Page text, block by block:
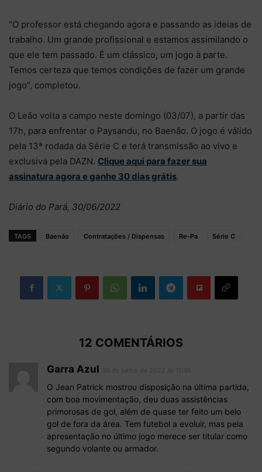
“O professor está chegando agora e passando as ideias de
trabalho. Um grande profissional e estamos assimilando o
que ele tem passado. É um clássico, um jogo à parte.
Temos certeza que temos condições de fazer um grande
jogo”, completou.
O Leão volta a campo neste domingo (03/07), a partir das
17h, para enfrentar o Paysandu, no Baenão. O jogo é válido
pela 13ª rodada da Série C e terá transmissão ao vivo e
exclusiva pela DAZN. Clique aqui para fazer sua
assinatura agora e ganhe 30 dias grátis.
Diário do Pará, 30/06/2022
TAGS Baenão Contratações / Dispensas Re-Pa Série C
12 COMENTÁRIOS
Garra Azul
O Jean Patrick mostrou disposição na última partida,
com boa movimentação, deu duas assistências
primorosas de gol, além de quase ter feito um belo
gol de fora da área. Tem futebol a evoluir, mas pela
apresentação no último jogo merece ser titular como
segundo volante ou armador.